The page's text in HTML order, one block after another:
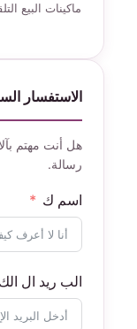
ماكينات البيع
الاستفسار
هل أنت مهتم
رسالة.
اسم ك
الب ريد ال الك تر وني